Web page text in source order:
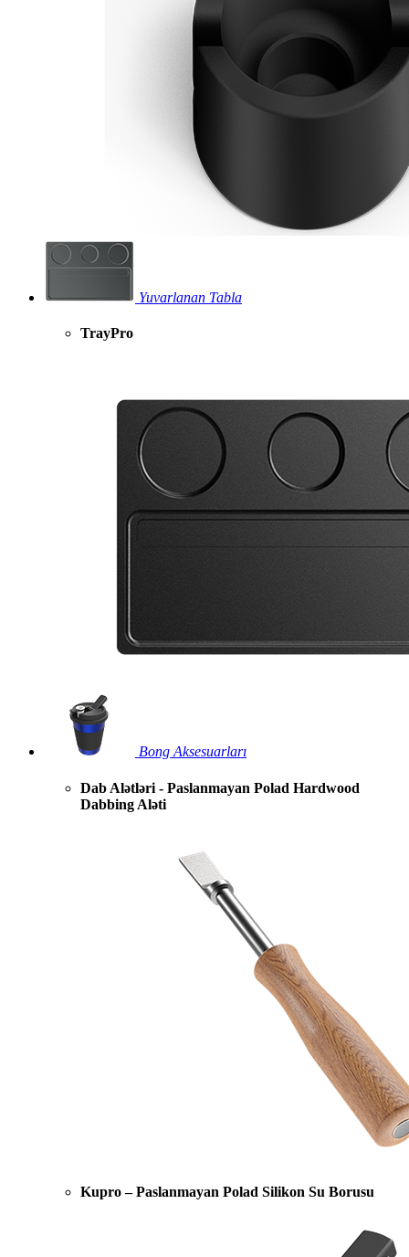
Yuvarlanan Tabla
TrayPro
Bong Aksesuarları
Dab Alətləri - Paslanmayan Polad Hardwood
Dabbing Aləti
Kupro – Paslanmayan Polad Silikon Su Borusu